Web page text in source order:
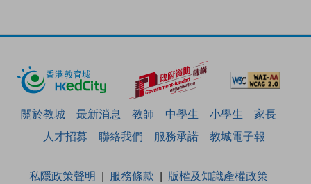
關於教城 最新消息 教師 中學生 小學生
家長
人才招募
聯絡我們 服務承諾 教城電子報
私隱政策聲明 服務條款
版權及知識產權政策